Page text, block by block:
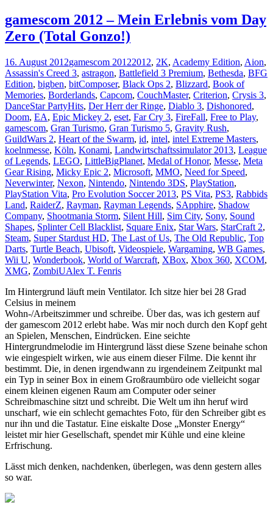
gamescom 2012 – Mein Erlebnis vom Day
Zero (Total Gonzo!)
16. August 2012gamescom 20122012, 2K, Academy Edition, Aion,
Assassin's Creed 3, astragon, Battlefield 3 Premium, Bethesda, BFG
Edition, bigben, bitComposer, Black Ops 2, Blizzard, Book of
Memories, Borderlands, Capcom, CouchMaster, Criterion, Crysis 3,
DanceStar PartyHits, Der Herr der Ringe, Diablo 3, Dishonored,
Doom, EA, Epic Mickey 2, eset, Far Cry 3, FireFall, Free to Play,
gamescom, Gran Turismo, Gran Turismo 5, Gravity Rush,
GuildWars 2, Heart of the Swarm, id, intel, intel Extreme Masters,
koelnmesse, Köln, Konami, Landwirtschaftssimulator 2013, League
of Legends, LEGO, LittleBigPlanet, Medal of Honor, Messe, Meta
Gear Rising, Micky Epic 2, Microsoft, MMO, Need for Speed,
Neverwinter, Nexon, Nintendo, Nintendo 3DS, PlayStation,
PlayStation Vita, Pro Evolution Soccer 2013, PS Vita, PS3, Rabbids
Land, RaiderZ, Rayman, Rayman Legends, SApphire, Shadow
Company, Shootmania Storm, Silent Hill, Sim City, Sony, Sound
Shapes, Splinter Cell Blacklist, Square Enix, Star Wars, StarCraft 2,
Steam, Super Stardust HD, The Last of Us, The Old Republic, Top
Darts, Turtle Beach, Ubisoft, Videospiele, Wargaming, WB Games,
Wii U, Wonderbook, World of Warcraft, XBox, Xbox 360, XCOM,
XMG, ZombiUAlex T. Fenris
Im Hintergrund läuft mein Ventilator. Ich sitze hier bei 28 Grad
Celsius in meinem
Wohn-/Arbeitszimmer und schreibe. Über das, was ich gestern auf
der gamescom 2012 erlebt habe. Was mir noch durch den Kopf geht
an Spielen, Menschen, Eindrücken. Eine seichte
Hintergrundmelodie im Hintergrund lässt diese Szene beinahe schon
wie eingespielt wirken, wie aus einem dieser Filme. Die kennt ihr
bestimmt. Die, in denen irgendwann zu irgendeinem Zeitpunkt mal
ein Typ in seiner Box in einem Großraumbüro ode vielleicht sogar
einem kleinen eigenen Raum am Computer oder seiner
Schreibmaschine sitzt und schreibt. Die Welt um ihn heruf wird
unscharf, wie ein schlecht gemachtes Foto, für den Schreiber gibt es
nur ihn und die Tastatur. Eine eiskalte Dose „Monster Energy“
leistet mir hier Gesellschaft, spendet mir Kühle und eine kleine
Erfrischung.
Lässt mich denken, nachdenken, überlegen, was denn gestern alles
so war.